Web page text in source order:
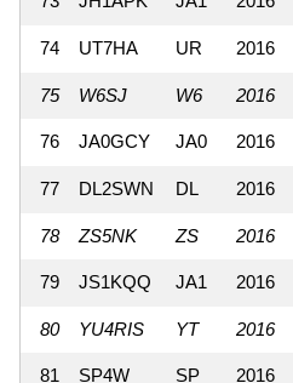
74 UT7HA UR 2016
75 W6SJ W6 2016
76 JA0GCY JA0 2016
77 DL2SWN DL 2016
78 ZS5NK ZS 2016
79 JS1KQQ JA1 2016
80 YU4RIS YT 2016
81 SP4W SP 2016